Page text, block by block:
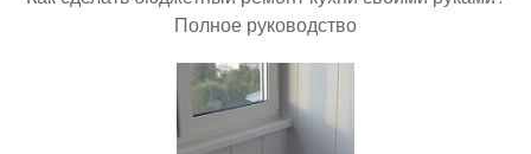
Полное руководство